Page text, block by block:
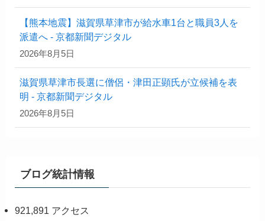
【熊本地震】滋賀県草津市が給水車1台と職員3人を
派遣へ - 京都新聞デジタル
2026年8月5日
滋賀県草津市長選に僧侶・津田正顕氏が立候補を表
明 - 京都新聞デジタル
2026年8月5日
ブログ統計情報
921,891 アクセス